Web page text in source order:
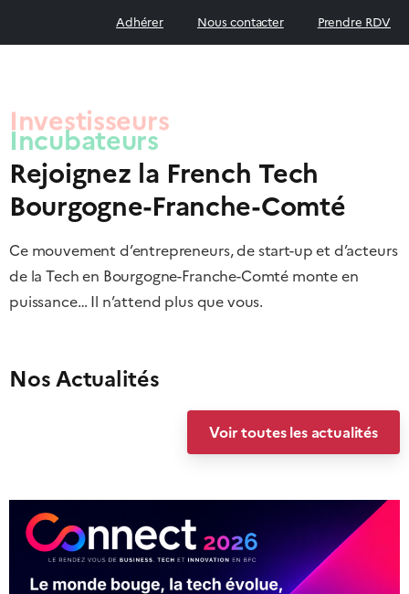
Adhérer Nous contacter Prendre RDV
Incubateurs
Rejoignez la French Tech
Bourgogne-Franche-Comté
Ce mouvement d’entrepreneurs, de start-up et d’acteurs
de la Tech en Bourgogne-Franche-Comté monte en
puissance… Il n’attend plus que vous.
Nos Actualités
Voir toutes les actualités